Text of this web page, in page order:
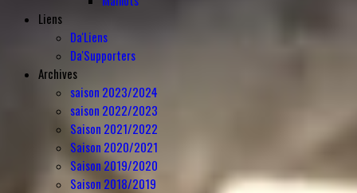
Liens
Da'Liens
Da'Supporters
Archives
saison 2023/2024
saison 2022/2023
Saison 2021/2022
Saison 2020/2021
Saison 2019/2020
Saison 2018/2019